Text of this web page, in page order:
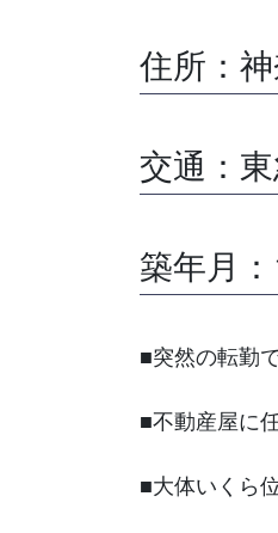
住所：
交通：
築年月
■突然の転勤
■不動産屋に
■大体いくら